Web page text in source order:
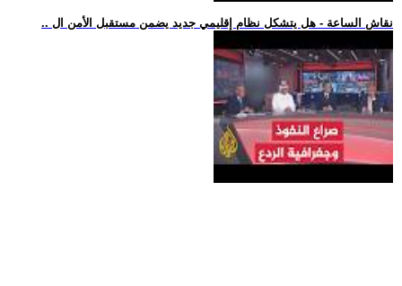
.. نقاش الساعة - هل يتشكل نظام إقليمي جديد يضمن مستقبل الأمن ال